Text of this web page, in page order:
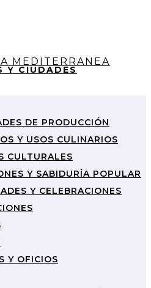
Y CIUDADES
DE PRODUCCIÓN
Y USOS CULINARIOS
CULTURALES
Y SABIDURÍA POPULAR
Y CELEBRACIONES
Y OFICIOS